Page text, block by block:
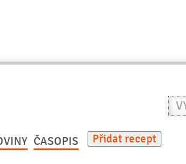
recept
ČASOPIS Přidat recept